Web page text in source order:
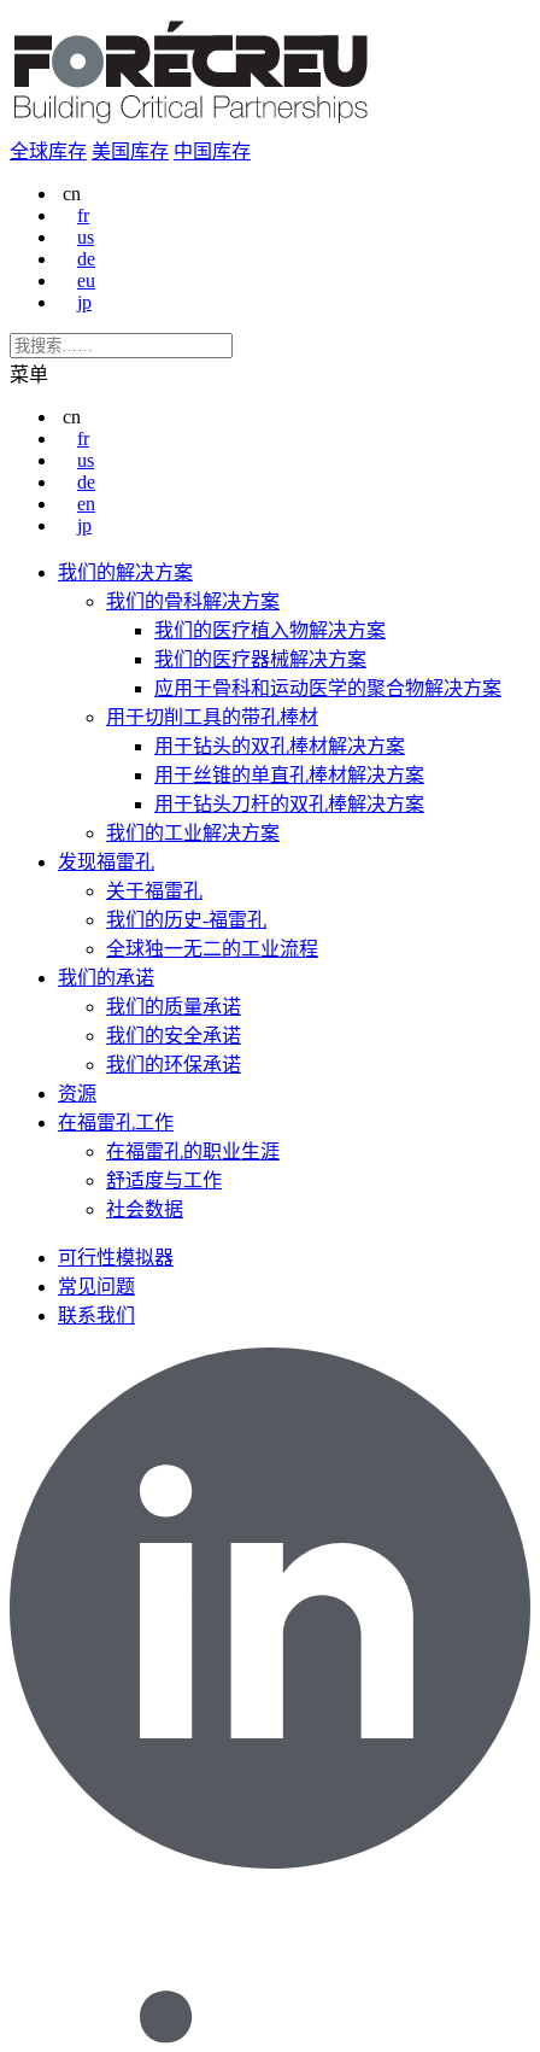
全球库存 美国库存 中国库存
cn
fr
us
de
eu
jp
菜单
cn
fr
us
de
en
jp
我们的解决方案
我们的骨科解决方案
我们的医疗植入物解决方案
我们的医疗器械解决方案
应用于骨科和运动医学的聚合物解决方案
用于切削工具的带孔棒材
用于钻头的双孔棒材解决方案
用于丝锥的单直孔棒材解决方案
用于钻头刀杆的双孔棒解决方案
我们的工业解决方案
发现福雷孔
关于福雷孔
我们的历史-福雷孔
全球独一无二的工业流程
我们的承诺
我们的质量承诺
我们的安全承诺
我们的环保承诺
资源
在福雷孔工作
在福雷孔的职业生涯
舒适度与工作
社会数据
可行性模拟器
常见问题
联系我们